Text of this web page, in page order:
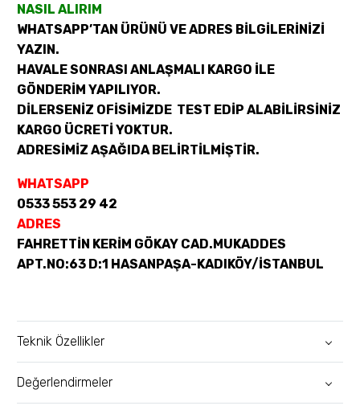
NASIL ALIRIM
WHATSAPP’TAN ÜRÜNÜ VE ADRES BİLGİLERİNİZİ
YAZIN.
HAVALE SONRASI ANLAŞMALI KARGO İLE
GÖNDERİM YAPILIYOR.
DİLERSENİZ OFİSİMİZDE TEST EDİP ALABİLİRSİNİZ
KARGO ÜCRETİ YOKTUR.
ADRESİMİZ AŞAĞIDA BELİRTİLMİŞTİR.
WHATSAPP
0533 553 29 42
ADRES
FAHRETTİN KERİM GÖKAY CAD.MUKADDES
APT.NO:63 D:1 HASANPAŞA-KADIKÖY/İSTANBUL
Teknik Özellikler
Değerlendirmeler